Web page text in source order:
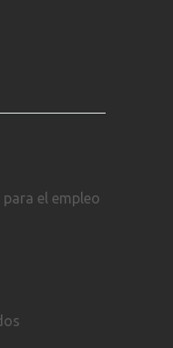
el empleo